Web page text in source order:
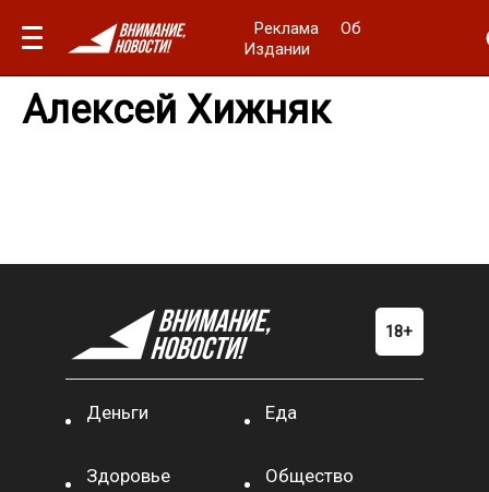
Реклама
Об
Издании
Алексей Хижняк
Деньги Еда
Здоровье Общество